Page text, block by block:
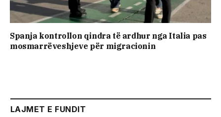
Spanja kontrollon qindra të ardhur nga Italia pas
mosmarrëveshjeve për migracionin
LAJMET E FUNDIT